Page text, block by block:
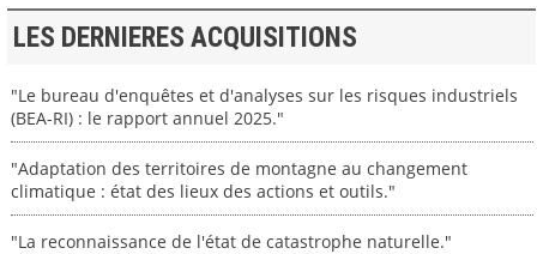
LES DERNIERES ACQUISITIONS
"Le bureau d'enquêtes et d'analyses sur les risques industriels
(BEA-RI) : le rapport annuel 2025."
"Adaptation des territoires de montagne au changement
climatique : état des lieux des actions et outils."
"La reconnaissance de l'état de catastrophe naturelle."